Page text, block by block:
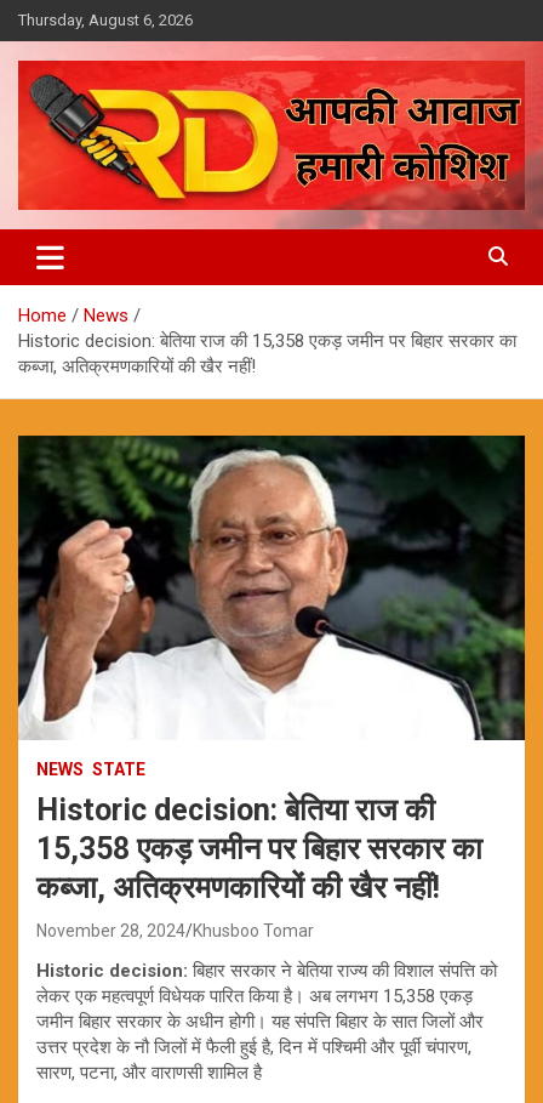
Skip
to
content
Thursday, August 6, 2026
Reporter Diaries
Home
News
Historic decision: बेतिया राज की 15,358 एकड़ जमीन पर बिहार सरकार का
कब्जा, अतिक्रमणकारियों की खैर नहीं!
NEWS STATE
Historic decision: बेतिया राज की
15,358 एकड़ जमीन पर बिहार सरकार का
कब्जा, अतिक्रमणकारियों की खैर नहीं!
November 28, 2024 Khusboo Tomar
Historic decision: बिहार सरकार ने बेतिया राज्य की विशाल संपत्ति को
लेकर एक महत्वपूर्ण विधेयक पारित किया है। अब लगभग 15,358 एकड़
जमीन बिहार सरकार के अधीन होगी। यह संपत्ति बिहार के सात जिलों और
उत्तर प्रदेश के नौ जिलों में फैली हुई है, दिन में पश्चिमी और पूर्वी चंपारण,
सारण, पटना, और वाराणसी शामिल है